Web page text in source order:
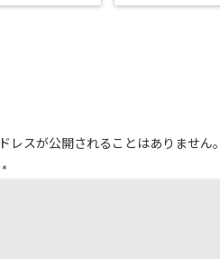
レスが公開されることはありません。
*